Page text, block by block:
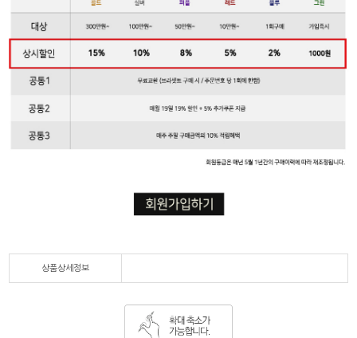
상품상세정보